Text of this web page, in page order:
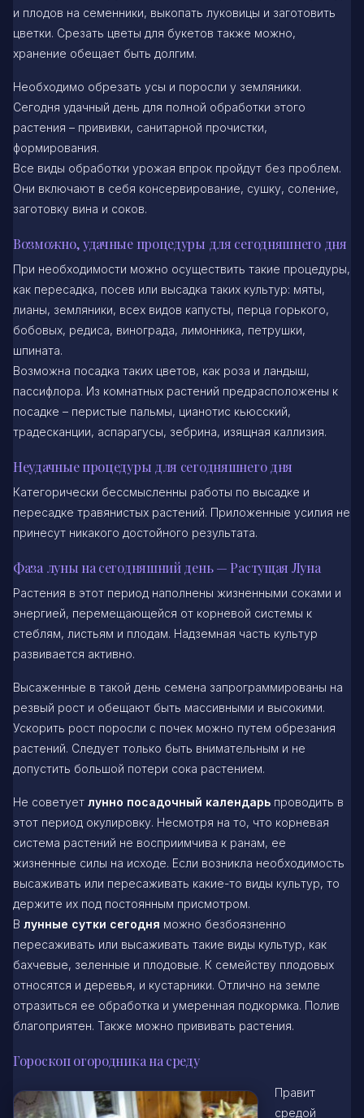
и плодов на семенники, выкопать луковицы и заготовить
цветки. Срезать цветы для букетов также можно,
хранение обещает быть долгим.
Необходимо обрезать усы и поросли у земляники.
Сегодня удачный день для полной обработки этого
растения – прививки, санитарной прочистки,
формирования.
Все виды обработки урожая впрок пройдут без проблем.
Они включают в себя консервирование, сушку, соление,
заготовку вина и соков.
Возможно, удачные процедуры для сегодняшнего дня
При необходимости можно осуществить такие процедуры,
как пересадка, посев или высадка таких культур: мяты,
лианы, земляники, всех видов капусты, перца горького,
бобовых, редиса, винограда, лимонника, петрушки,
шпината.
Возможна посадка таких цветов, как роза и ландыш,
пассифлора. Из комнатных растений предрасположены к
посадке – перистые пальмы, цианотис кьюсский,
традесканции, аспарагусы, зебрина, изящная каллизия.
Неудачные процедуры для сегодняшнего дня
Категорически бессмысленны работы по высадке и
пересадке травянистых растений. Приложенные усилия не
принесут никакого достойного результата.
Фаза луны на сегодняшний день — Растущая Луна
Растения в этот период наполнены жизненными соками и
энергией, перемещающейся от корневой системы к
стеблям, листьям и плодам. Надземная часть культур
развивается активно.
Высаженные в такой день семена запрограммированы на
резвый рост и обещают быть массивными и высокими.
Ускорить рост поросли с почек можно путем обрезания
растений. Следует только быть внимательным и не
допустить большой потери сока растением.
Не советует лунно посадочный календарь проводить в
этот период окулировку. Несмотря на то, что корневая
система растений не восприимчива к ранам, ее
жизненные силы на исходе. Если возникла необходимость
высаживать или пересаживать какие-то виды культур, то
держите их под постоянным присмотром.
В лунные сутки сегодня можно безбоязненно
пересаживать или высаживать такие виды культур, как
бахчевые, зеленные и плодовые. К семейству плодовых
относятся и деревья, и кустарники. Отлично на земле
отразиться ее обработка и умеренная подкормка. Полив
благоприятен. Также можно прививать растения.
Гороскоп огородника на среду
Правит
средой